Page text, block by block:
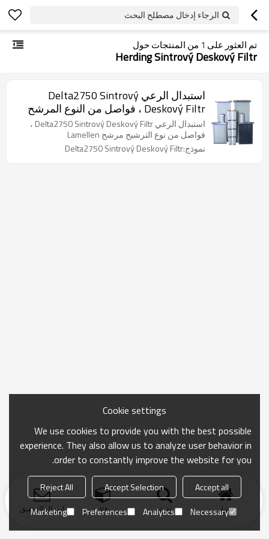
الرجاء إدخال مصطلح البحث
تم العثور على 1 من المنتجات حول
Herding Sintrový Deskový Filtr
استبدال الرعي Delta2750 Sintrový
Deskový Filtr ، فواصل من النوع المرشح
مرشح Lamellen
استبدال الرعي Delta2750 Sintrový Deskový Filtr ،
فواصل من نوع الترشيح مرشح Lamellen
نموذج:Delta2750 Sintrový Deskový Filtr
منزل بحث فئة ارسال التحقيق
Cookie settings
We use cookies to provide you with the best possible
experience. They also allow us to analyze user behavior in
order to constantly improve the website for you.
Accept all
Accept Selection
Reject All
Necessary
Analytics
Preferences
Marketing